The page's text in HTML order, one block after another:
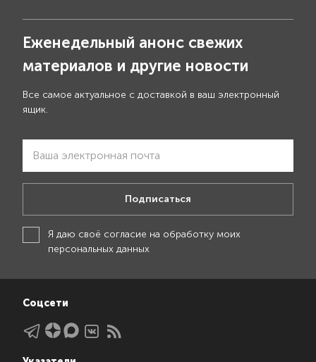
Еженедельный анонс свежих
материалов и другие новости
Все самое актуальное с доставкой в ваш электронный
ящик.
Подписаться
Я даю своё согласие на обработку моих
персональных данных
Соцсети